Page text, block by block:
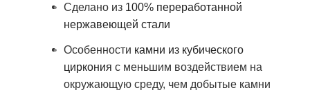
Сделано из 100% переработанной
нержавеющей стали
Особенности камни из кубического
циркония с меньшим воздействием на
окружающую среду, чем добытые камни